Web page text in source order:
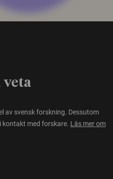
veta
av svensk forskning. Dessutom
kontakt med forskare. Läs mer om